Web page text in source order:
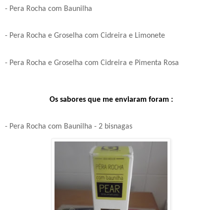
- Pera Rocha com Baunilha
- Pera Rocha e Groselha com Cidreira e Limonete
- Pera Rocha e Groselha com Cidreira e Pimenta Rosa
Os sabores que me enviaram foram :
- Pera Rocha com Baunilha - 2 bisnagas